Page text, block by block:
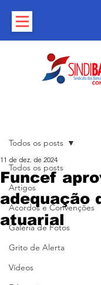
Todos os posts
Artigos
Acordos e Convenções
Galeria de Fotos
Grito de Alerta
Vídeos
Todos os posts
Funcef
adequação
atuarial
11 de dez. de 2024